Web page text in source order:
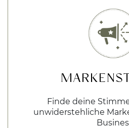
Finde deine
unwiderstehliche